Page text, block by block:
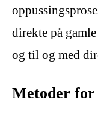
direkte på
og til og med
Metoder for